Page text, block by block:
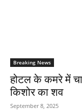
Breaking News
होटल के कमरे में
किशोर का शव
September 8, 2025